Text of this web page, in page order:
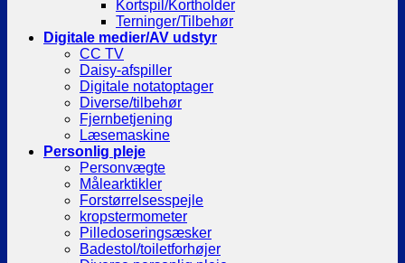
Kortspil/Kortholder
Terninger/Tilbehør
Digitale medier/AV udstyr
CC TV
Daisy-afspiller
Digitale notatoptager
Diverse/tilbehør
Fjernbetjening
Læsemaskine
Personlig pleje
Personvægte
Målearktikler
Forstørrelsesspejle
kropstermometer
Pilledoseringsæsker
Badestol/toiletforhøjer